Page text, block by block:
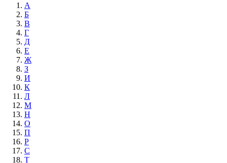
А
Б
В
Г
Д
Е
Ж
З
И
К
Л
М
Н
О
П
Р
С
Т